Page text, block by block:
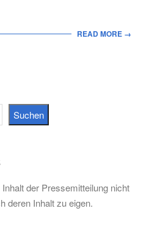
READ MORE →
Suchen
der Pressemitteilung nicht
deren Inhalt zu eigen.